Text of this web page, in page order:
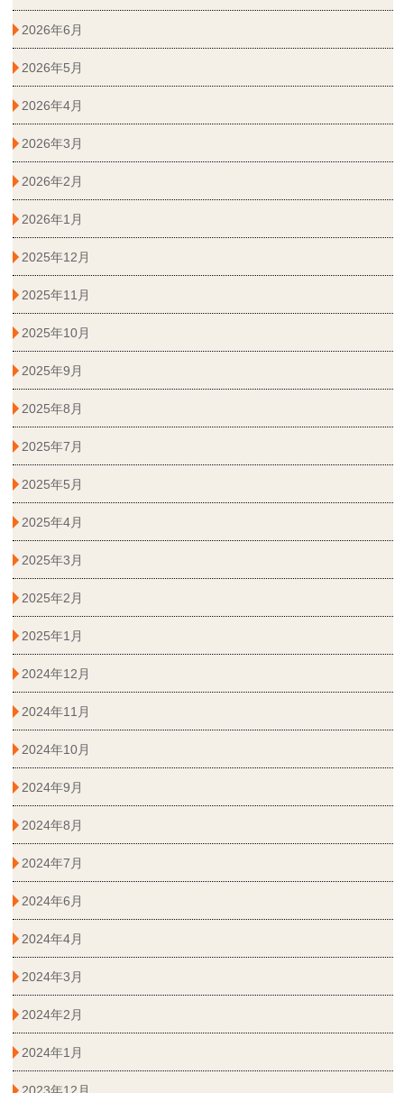
2026年6月
2026年5月
2026年4月
2026年3月
2026年2月
2026年1月
2025年12月
2025年11月
2025年10月
2025年9月
2025年8月
2025年7月
2025年5月
2025年4月
2025年3月
2025年2月
2025年1月
2024年12月
2024年11月
2024年10月
2024年9月
2024年8月
2024年7月
2024年6月
2024年4月
2024年3月
2024年2月
2024年1月
2023年12月